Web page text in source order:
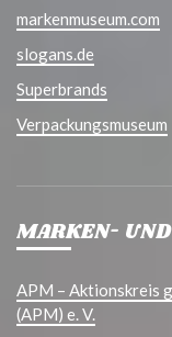
markenmuseum.com
slogans.de
Superbrands
Verpackungsmuseum
MARKEN-
APM – Aktionskreis
(APM) e. V.